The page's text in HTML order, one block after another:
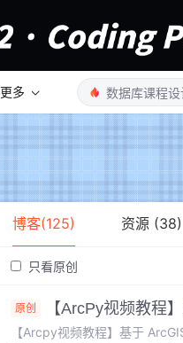
更多
博客(125) 资源 (38)
只看原创
原创 【ArcPy视频教程
【Arcpy视频教程】基于